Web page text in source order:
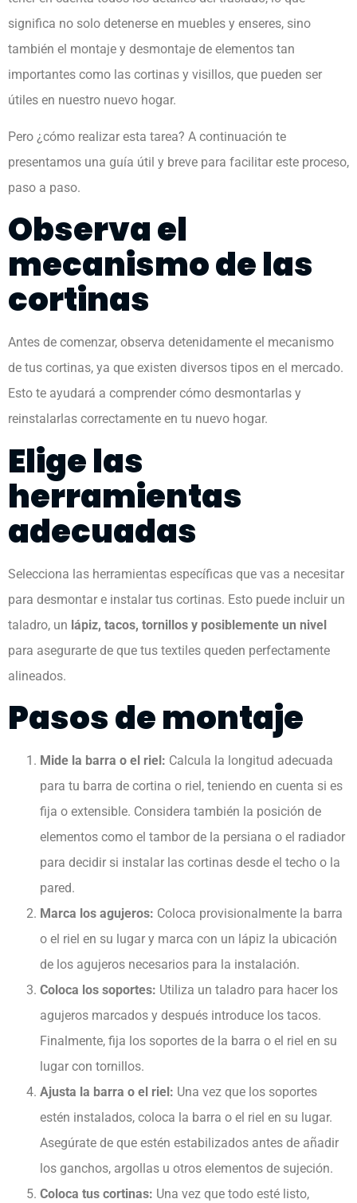
significa no solo detenerse en muebles y enseres, sino
también el montaje y desmontaje de elementos tan
importantes como las cortinas y visillos, que pueden ser
útiles en nuestro nuevo hogar.
Pero ¿cómo realizar esta tarea? A continuación te
presentamos una guía útil y breve para facilitar este proceso,
paso a paso.
Observa el
mecanismo de las
cortinas
Antes de comenzar, observa detenidamente el mecanismo
de tus cortinas, ya que existen diversos tipos en el mercado.
Esto te ayudará a comprender cómo desmontarlas y
reinstalarlas correctamente en tu nuevo hogar.
Elige las
herramientas
adecuadas
Selecciona las herramientas específicas que vas a necesitar
para desmontar e instalar tus cortinas. Esto puede incluir un
taladro, un lápiz, tacos, tornillos y posiblemente un nivel
para asegurarte de que tus textiles queden perfectamente
alineados.
Pasos de montaje
Mide la barra o el riel: Calcula la longitud adecuada
para tu barra de cortina o riel, teniendo en cuenta si es
fija o extensible. Considera también la posición de
elementos como el tambor de la persiana o el radiador
para decidir si instalar las cortinas desde el techo o la
pared.
Marca los agujeros: Coloca provisionalmente la barra
o el riel en su lugar y marca con un lápiz la ubicación
de los agujeros necesarios para la instalación.
Coloca los soportes: Utiliza un taladro para hacer los
agujeros marcados y después introduce los tacos.
Finalmente, fija los soportes de la barra o el riel en su
lugar con tornillos.
Ajusta la barra o el riel: Una vez que los soportes
estén instalados, coloca la barra o el riel en su lugar.
Asegúrate de que estén estabilizados antes de añadir
los ganchos, argollas u otros elementos de sujeción.
Coloca tus cortinas: Una vez que todo esté listo,